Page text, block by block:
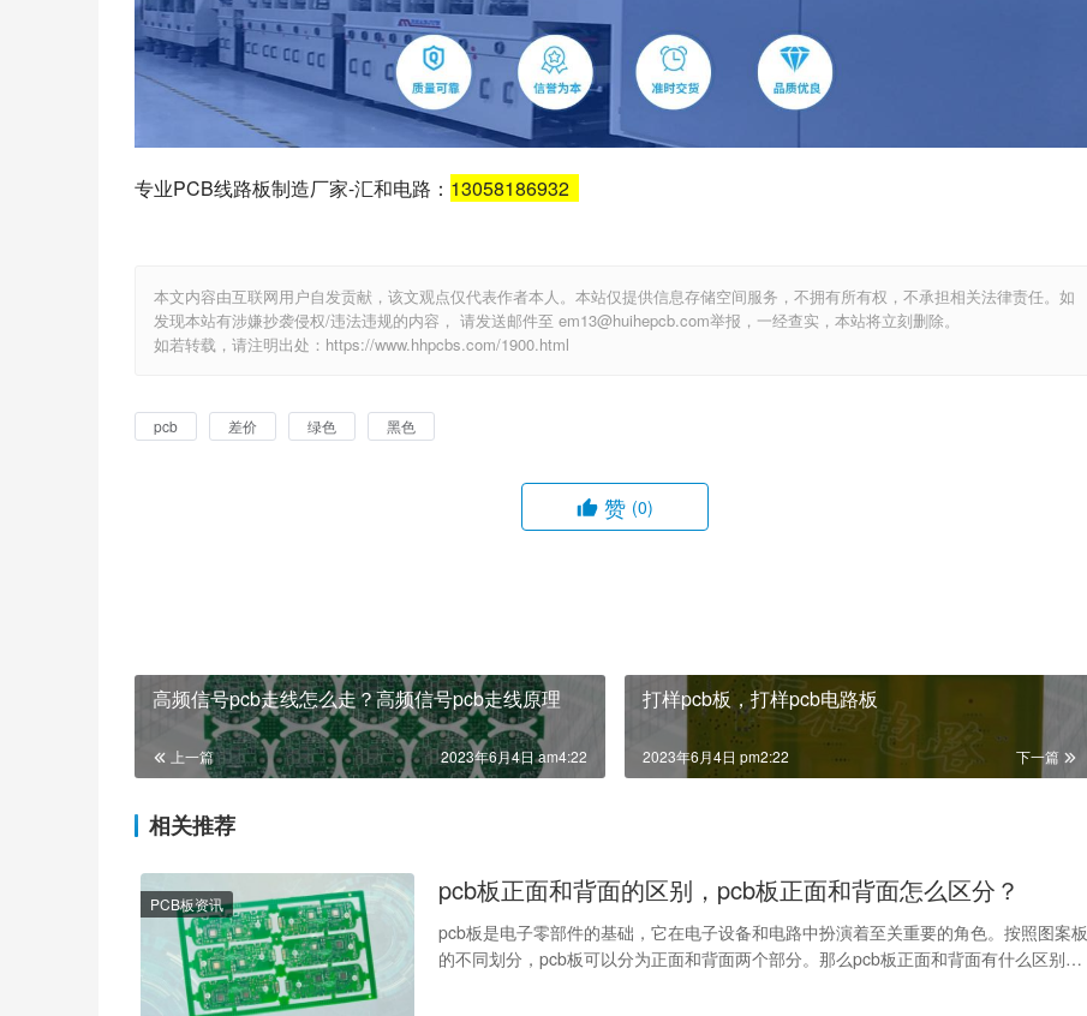
专业PCB线路板制造厂家-汇和电路： 13058186932
本文内容由互联网用户自发贡献，该文观点仅代表作者本人。本站仅提供信息存储空间服务，不拥有所有权，不承担相关法律责任。如
发现本站有涉嫌抄袭侵权/违法违规的内容， 请发送邮件至 em13@huihepcb.com举报，一经查实，本站将立刻删除。
如若转载，请注明出处：https://www.hhpcbs.com/1900.html
pcb 差价 绿色 黑色
赞 (0)
高频信号pcb走线怎么走？高频信号pcb走线原理
上一篇 2023年6月4日 am4:22
打样pcb板，打样pcb电路板
下一篇
2023年6月4日 pm2:22
相关推荐
PCB板资讯 pcb板正面和背面的区别，pcb板正面和背面怎么区分？
pcb板是电子零部件的基础，它在电子设备和电路中扮演着至关重要的角色。按照图案板
的不同划分，pcb板可以分为正面和背面两个部分。那么pcb板正面和背面有什么区别